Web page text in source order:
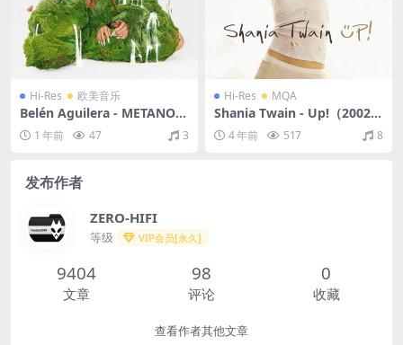
Hi-Res 欧美音乐
Belén Aguilera - METANOIA
（2023/FLAC/分轨/219M）
(24bit/44.1kHz)
1 年前 47 3
Hi-Res MQA
Shania Twain - Up!（2002/F
LAC/分轨/972M）(MQA/24b
it/48kHz)
4 年前 517 8
发布作者
ZERO-HIFI
等级 VIP会员[永久]
9404
文章
98
评论
0
收藏
查看作者其他文章